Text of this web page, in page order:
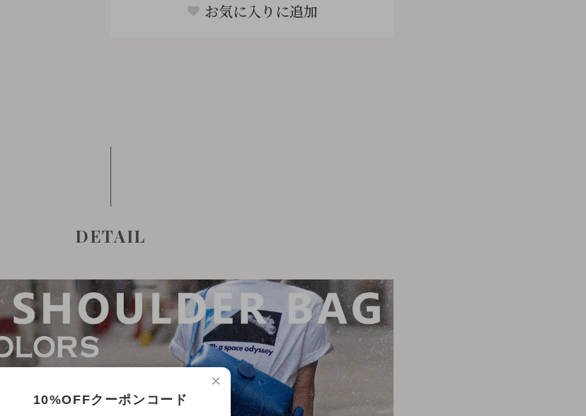
お気に入りに追加
DETAIL
×
10%OFFクーポンコード